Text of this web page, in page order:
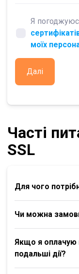
Далі
Я
моїх
Часті
SSL
Для чого
Чи можна
Якщо я оплачую
подальші дії?